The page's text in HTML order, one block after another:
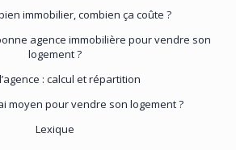
immobilier, combien ça coûte ?
agence immobilière pour vendre son
logement ?
: calcul et répartition
moyen pour vendre son logement ?
Lexique